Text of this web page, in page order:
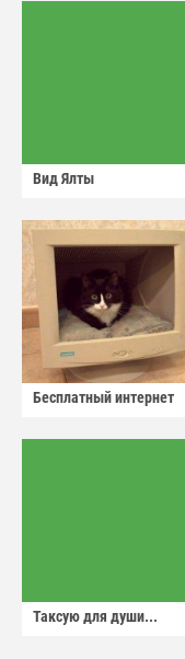
Вид Ялты
Бесплатный интернет
Таксую для души...